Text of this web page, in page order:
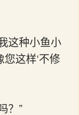
这种小鱼小
这样‘不修
？”